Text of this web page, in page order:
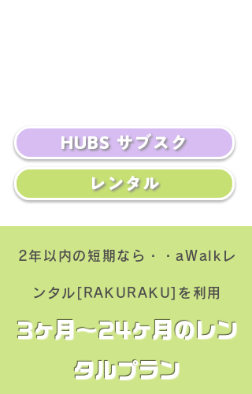
HUBS サブスク
レンタル
2年以内の短期なら・・aWalkレ
ンタル[RAKURAKU]を利用
3ヶ月〜24ヶ月のレン
タルプラン